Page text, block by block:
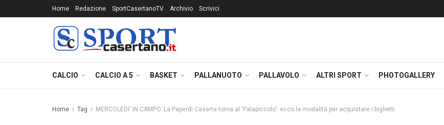
Home Redazione SportCasertanoTV Archivio Scrivici
CALCIO CALCIO A 5 BASKET PALLANUOTO PALLAVOLO ALTRI SPORT PHOTOGALLERY
Home Tag MERCOLEDI' IN CAMPO. La Paperdì Caserta torna al 'Palapiccolo': ecco la modalità per acquistare i biglietti